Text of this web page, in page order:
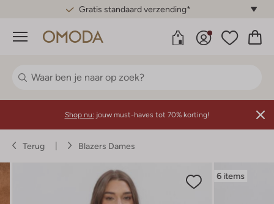
Gratis standaard verzending*
Menu
Shop nu: jouw must-haves tot 70% korting!
Terug Blazers Dames
6 items